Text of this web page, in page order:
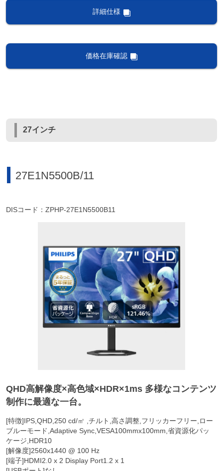
詳細仕様
価格在庫確認
27インチ
27E1N5500B/11
DISコード：ZPHP-27E1N5500B11
QHD高解像度×高色域×HDR×1ms 多様なコンテンツ
制作に最適な一台。
[特徴]IPS,QHD,250 cd/㎡ ,チルト,高さ調整,フリッカーフリー,ロー
ブルーモード,Adaptive Sync,VESA100mmx100mm,省資源化パッ
ケージ,HDR10
[解像度]2560x1440 @ 100 Hz
[端子]HDMI2.0 x 2 Display Port1.2 x 1